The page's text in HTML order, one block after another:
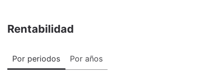
Rentabilidad
Por periodos Por años